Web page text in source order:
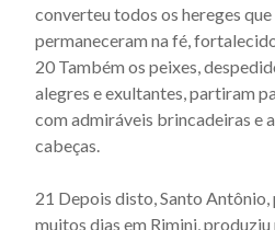
converteu todos os hereges
permaneceram na fé,
20 Também os peixes,
alegres e exultantes, partiram
com admiráveis brincadeiras e
cabeças.
21 Depois disto, Santo
muitos dias em Rimini,